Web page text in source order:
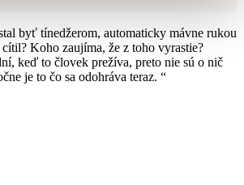
byť tínedžerom, automaticky mávne rukou
Koho zaujíma, že z toho vyrastie?
keď to človek prežíva, preto nie sú o nič
je to čo sa odohráva teraz.